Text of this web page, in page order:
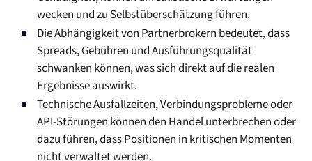
wecken und zu Selbstüberschätzung führen.
Die Abhängigkeit von Partnerbrokern bedeutet, dass
Spreads, Gebühren und Ausführungsqualität
schwanken können, was sich direkt auf die realen
Ergebnisse auswirkt.
Technische Ausfallzeiten, Verbindungsprobleme oder
API-Störungen können den Handel unterbrechen oder
dazu führen, dass Positionen in kritischen Momenten
nicht verwaltet werden.